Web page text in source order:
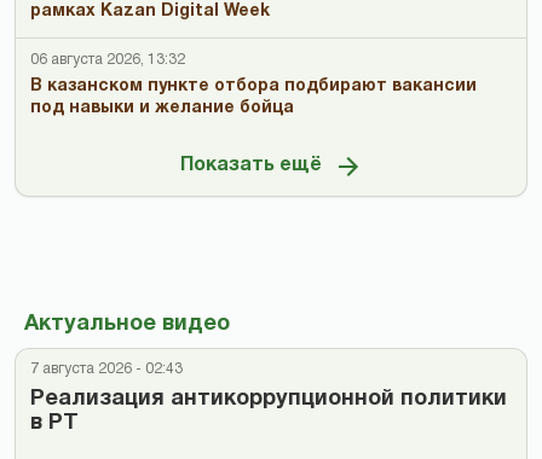
рамках Kazan Digital Week
06 августа 2026, 13:32
В казанском пункте отбора подбирают вакансии
под навыки и желание бойца
Показать ещё
Актуальное видео
7 августа 2026 - 02:43
Реализация антикоррупционной политики
в РТ